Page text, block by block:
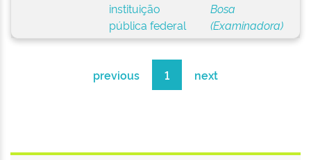
instituição
pública federal
Bosa
(Examinadora)
previous 1 next